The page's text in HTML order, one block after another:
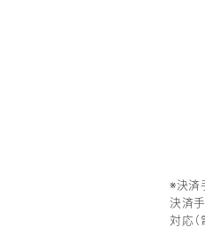
※決済
決済
対応（